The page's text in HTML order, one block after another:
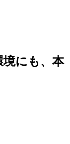
境にも、本